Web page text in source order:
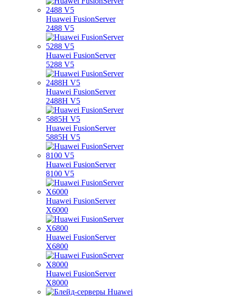
Huawei FusionServer
2488 V5
Huawei FusionServer
5288 V5
Huawei FusionServer
2488H V5
Huawei FusionServer
5885H V5
Huawei FusionServer
8100 V5
Huawei FusionServer
X6000
Huawei FusionServer
X6800
Huawei FusionServer
X8000